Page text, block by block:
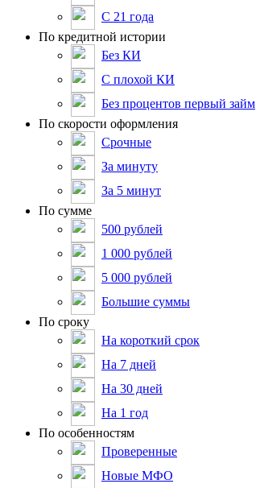
С 21 года
По кредитной истории
Без КИ
С плохой КИ
Без процентов первый займ
По скорости оформления
Срочные
За минуту
За 5 минут
По сумме
500 рублей
1 000 рублей
5 000 рублей
Большие суммы
По сроку
На короткий срок
На 7 дней
На 30 дней
На 1 год
По особенностям
Проверенные
Новые МФО